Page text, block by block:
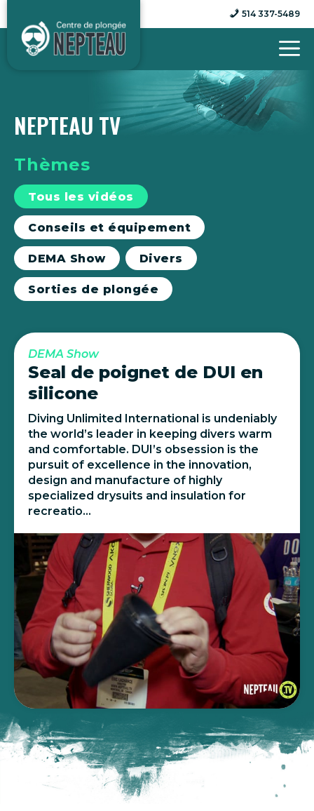
contenu
514 337-5489
NEPTEAU TV
Thèmes
Tous les vidéos
Conseils et équipement
DEMA Show Divers
Sorties de plongée
DEMA Show
Seal de poignet de DUI en
silicone
Diving Unlimited International is undeniably
the world’s leader in keeping divers warm
and comfortable. DUI’s obsession is the
pursuit of excellence in the innovation,
design and manufacture of highly
specialized drysuits and insulation for
recreatio...